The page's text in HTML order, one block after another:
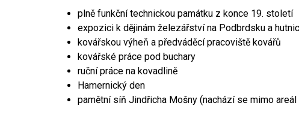
plně funkční technickou památku z konce 19. století
expozici k dějinám železářství na Podbrdsku a
kovářskou výheň a předváděcí pracoviště kovářů
kovářské práce pod buchary
ruční práce na kovadlině
Hamernický den
pamětní síň Jindřicha Mošny (nachází se mimo areál